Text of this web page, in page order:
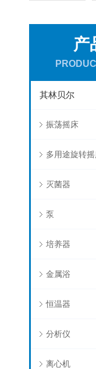
产
其林贝尔
振荡摇床
多用途旋转摇
灭菌器
泵
培养器
金属浴
恒温器
分析仪
离心机